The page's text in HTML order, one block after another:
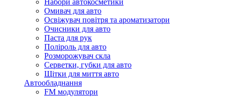
Набори автокосметики
Омивач для авто
Освіжувач повітря та ароматизатори
Очисники для авто
Паста для рук
Поліроль для авто
Розморожувач скла
Серветки, губки для авто
Щітки для миття авто
Автообладнання
FM модулятори